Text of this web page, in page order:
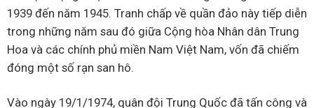
1939 đến năm 1945. Tranh chấp về quần đảo này tiếp diễn
trong những năm sau đó giữa Cộng hòa Nhân dân Trung
Hoa và các chính phủ miền Nam Việt Nam, vốn đã chiếm
đóng một số rạn san hô.
Vào ngày 19/1/1974, quân đội Trung Quốc đã tấn công và